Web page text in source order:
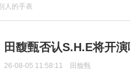
人的手表
田馥甄否认S.H.E将开
26-08-05 11:58:11 田馥甄